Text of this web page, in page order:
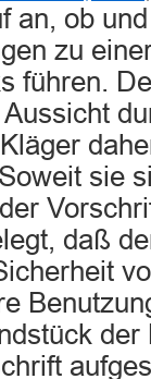
an, ob
zu
führen.
sie
daß